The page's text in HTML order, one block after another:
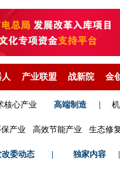
产业联盟 战新院 金
核心产业 高端制造
产业 高效节能产业 生态修
委动态 独家内容